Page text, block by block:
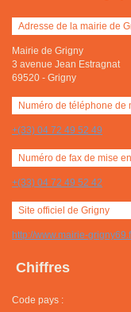
Adresse de la mairie de
Mairie de Grigny
3 avenue Jean Estragnat
69520 - Grigny
Numéro de téléphone de
+(33) 04 72 49 52 49
Numéro de fax de mise
+(33) 04 72 49 52 42
Site officiel de Grigny
http://www.mairie-
Chiffres
Code pays :